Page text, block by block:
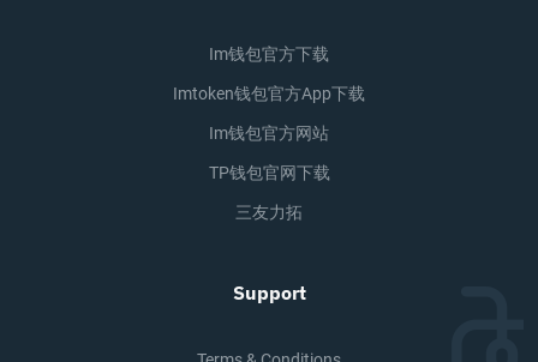
Im钱包官方下载
Imtoken钱包官方app下载
Im钱包官方网站
TP钱包官网下载
三友力拓
Support